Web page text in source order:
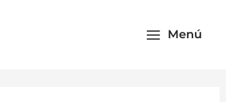
Menu
Menú